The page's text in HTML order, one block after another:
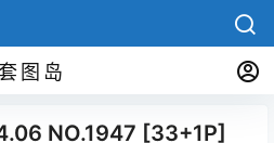
图岛
NO.1947 [33+1P]